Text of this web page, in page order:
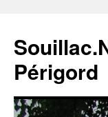
Périgord